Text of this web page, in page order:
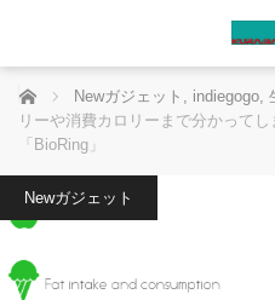
ホーム Newガジェット , indiegogo,
リーや消費カロリーまで分かって
「BioRing」
Newガジェット